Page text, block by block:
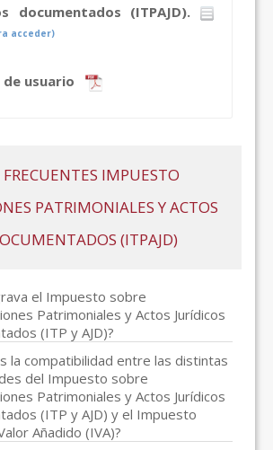
documentados (ITPAJD).
acceder)
de usuario
IMPUESTO
PATRIMONIALES Y ACTOS
(ITPAJD)
el Impuesto sobre
Patrimoniales y Actos Jurídicos
(ITP y AJD)?
la compatibilidad entre las distintas
del Impuesto sobre
Patrimoniales y Actos Jurídicos
(ITP y AJD) y el Impuesto
Añadido (IVA)?